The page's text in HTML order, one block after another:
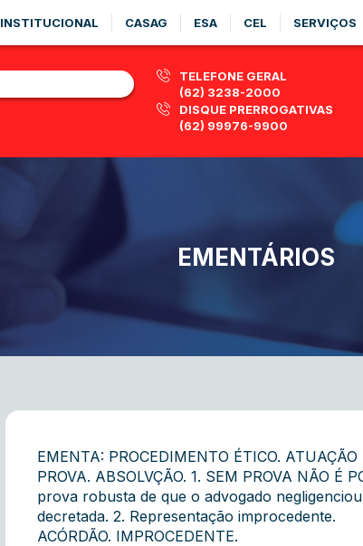
INSTITUCIONAL CASAG ESA CEL SERVIÇOS
TELEFONE GERAL
(62) 3238-2000
DISQUE PRERROGATIVAS
(62) 99976-9900
EMENTÁRIOS
EMENTA: PROCEDIMENTO ÉTICO.
PROVA. ABSOLVÇÃO. 1. SEM PROVA NÃO É
prova robusta de que o advogado
decretada. 2. Representação improcedente.
ACÓRDÃO. IMPROCEDENTE.